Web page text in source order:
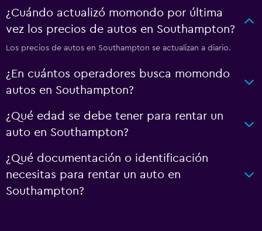
¿Cuándo actualizó momondo por última
vez los precios de autos en Southampton?
Los precios de autos en Southampton se actualizan a diario.
¿En cuántos operadores busca momondo
autos en Southampton?
¿Qué edad se debe tener para rentar un
auto en Southampton?
¿Qué documentación o identificación
necesitas para rentar un auto en
Southampton?